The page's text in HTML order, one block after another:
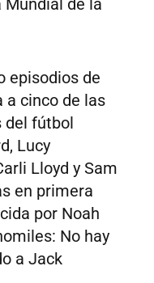
episodios de
a cinco de las
del fútbol
Lucy
Lloyd y Sam
en primera
por Noah
No hay
a Jack